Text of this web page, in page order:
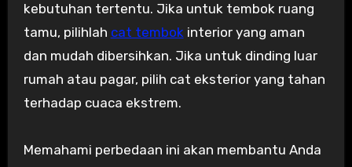
kebutuhan tertentu. Jika untuk tembok ruang
tamu, pilihlah cat tembokinterior yang aman
dan mudah dibersihkan. Jika untuk dinding luar
rumah atau pagar, pilih cat eksterior yang tahan
terhadap cuaca ekstrem.
Memahami perbedaan ini akan membantu Anda